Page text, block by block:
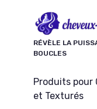
RÉVÈLE LA
BOUCLES
Produits pour
et Texturés